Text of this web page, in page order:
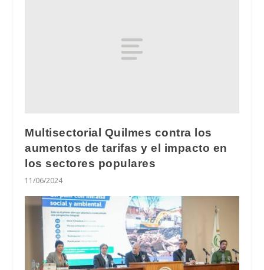
Multisectorial Quilmes contra los
aumentos de tarifas y el impacto en
los sectores populares
11/06/2024